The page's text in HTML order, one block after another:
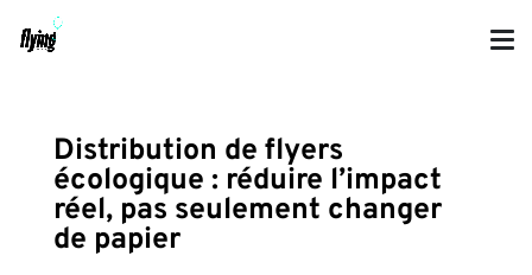
Distribution de flyers
écologique : réduire l’impact
réel, pas seulement changer
de papier